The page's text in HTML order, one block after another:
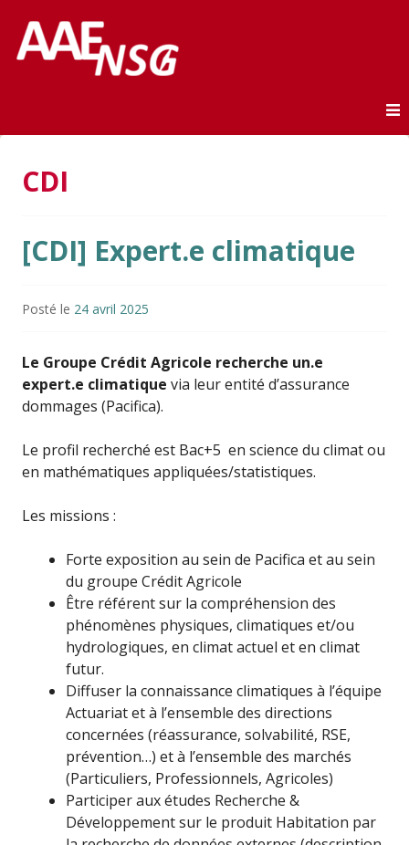
AAE-ENSG
CDI
[CDI] Expert.e climatique
Posté le 24 avril 2025
Le Groupe Crédit Agricole recherche un.e
expert.e climatique via leur entité d’assurance
dommages (Pacifica).
Le profil recherché est Bac+5 en science du climat ou
en mathématiques appliquées/statistiques.
Les missions :
Forte exposition au sein de Pacifica et au sein
du groupe Crédit Agricole
Être référent sur la compréhension des
phénomènes physiques, climatiques et/ou
hydrologiques, en climat actuel et en climat
futur.
Diffuser la connaissance climatiques à l’équipe
Actuariat et à l’ensemble des directions
concernées (réassurance, solvabilité, RSE,
prévention…) et à l’ensemble des marchés
(Particuliers, Professionnels, Agricoles)
Participer aux études Recherche &
Développement sur le produit Habitation par